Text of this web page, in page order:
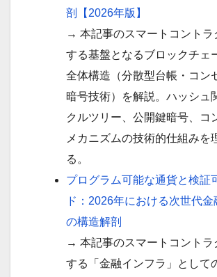
剖【2026年版】
→ 本記事のスマートコントラ
する基盤となるブロックチェ
全体構造（分散型台帳・コン
暗号技術）を解説。ハッシュ
クルツリー、公開鍵暗号、コ
メカニズムの技術的仕組みを
る。
プログラム可能な通貨と検証
ド：2026年における次世代金
の構造解剖
→ 本記事のスマートコントラ
する「金融インフラ」として